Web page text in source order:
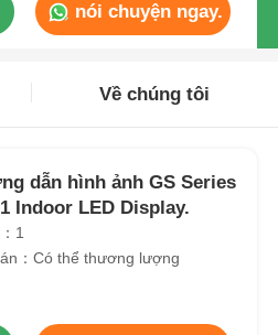
nói chuyện ngay.
Về chúng tôi
dẫn hình ảnh GS Series
Indoor LED Display.
1
：Có thể thương lượng